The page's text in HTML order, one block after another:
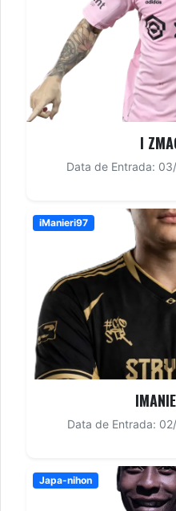
I
Data de Entrada:
iManieri97
Data de Entrada:
Japa-nihon